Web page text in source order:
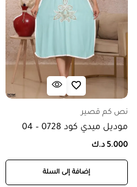
نص كم قصير
موديل ميدي كود 0728 – 04
5.000 د.ك
إضافة إلى السلة